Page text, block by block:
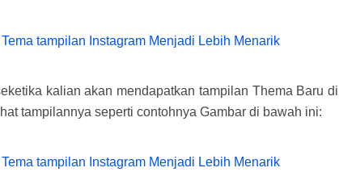
kalian akan mendapatkan tampilan Thema Baru di
tampilannya seperti contohnya Gambar di bawah ini: